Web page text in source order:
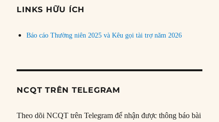
đề
LINKS HỮU ÍCH
Báo cáo Thường niên 2025 và Kêu gọi tài trợ năm 2026
NCQT TRÊN TELEGRAM
Theo dõi NCQT trên Telegram để nhận được thông báo bài